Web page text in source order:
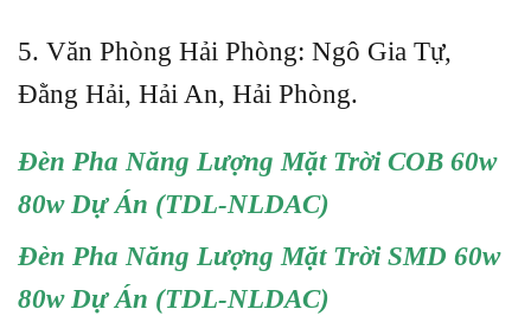
5. Văn Phòng Hải Phòng: Ngô Gia Tự,
Đằng Hải, Hải An, Hải Phòng.
Đèn Pha Năng Lượng Mặt Trời COB 60w
80w Dự Án (TDL-NLDAC)
Đèn Pha Năng Lượng Mặt Trời SMD 60w
80w Dự Án (TDL-NLDAC)